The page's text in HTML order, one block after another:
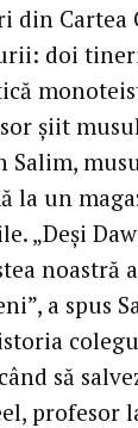
din Cartea
doi
șiit
Salim,
la un
„Deși
noastră
a spus
să
profesor